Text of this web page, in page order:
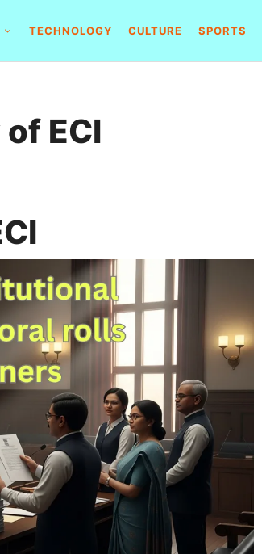
TECHNOLOGY CULTURE SPORTS
ECI